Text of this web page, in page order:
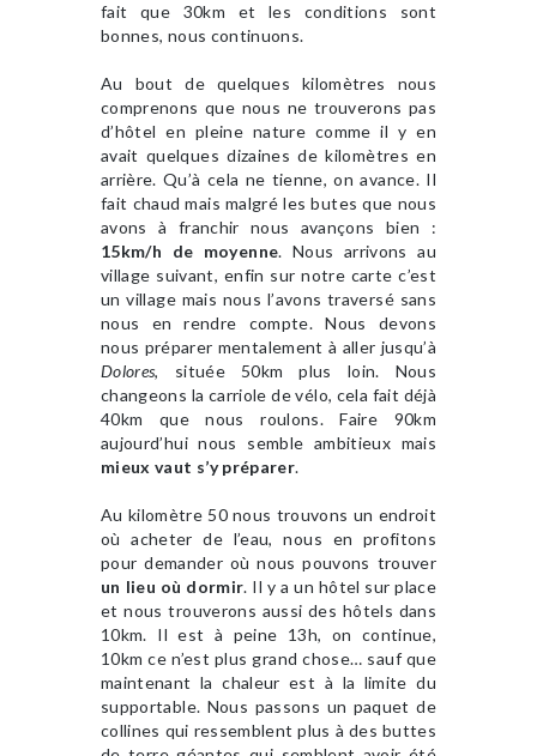
fait que 30km et les conditions sont
bonnes, nous continuons.
Au bout de quelques kilomètres nous
comprenons que nous ne trouverons pas
d’hôtel en pleine nature comme il y en
avait quelques dizaines de kilomètres en
arrière. Qu’à cela ne tienne, on avance. Il
fait chaud mais malgré les butes que nous
avons à franchir nous avançons bien :
15km/h de moyenne. Nous arrivons au
village suivant, enfin sur notre carte c’est
un village mais nous l’avons traversé sans
nous en rendre compte. Nous devons
nous préparer mentalement à aller jusqu’à
Dolores, située 50km plus loin. Nous
changeons la carriole de vélo, cela fait déjà
40km que nous roulons. Faire 90km
aujourd’hui nous semble ambitieux mais
mieux vaut s’y préparer.
Au kilomètre 50 nous trouvons un endroit
où acheter de l’eau, nous en profitons
pour demander où nous pouvons trouver
un lieu où dormir. Il y a un hôtel sur place
et nous trouverons aussi des hôtels dans
10km. Il est à peine 13h, on continue,
10km ce n’est plus grand chose… sauf que
maintenant la chaleur est à la limite du
supportable. Nous passons un paquet de
collines qui ressemblent plus à des buttes